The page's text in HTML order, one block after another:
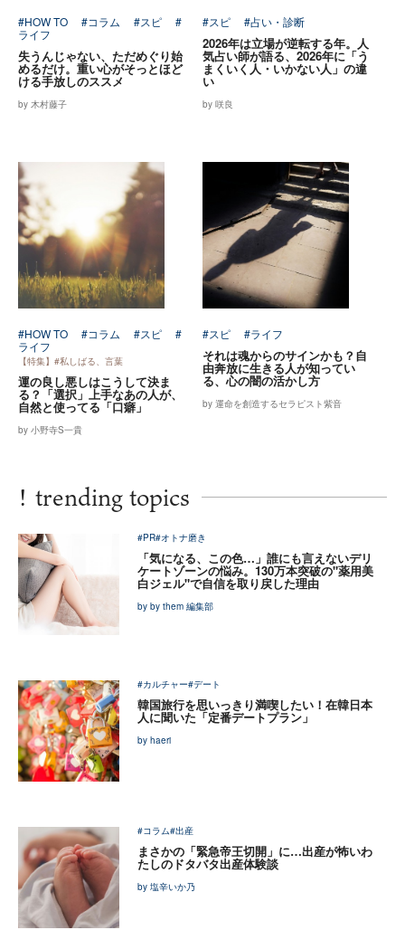
#HOW TO #コラム #スピ
#
ライフ
失うんじゃない、ただめぐり始
めるだけ。重い心がそっとほど
ける手放しのススメ
by 木村藤子
#スピ #占い・診断
2026年は立場が逆転する年。人
気占い師が語る、2026年に「う
まくいく人・いかない人」の違
い
by 咲良
#HOW TO #コラム #スピ
#
ライフ
【特集】#私しばる、言葉
運の良し悪しはこうして決ま
る？「選択」上手なあの人が、
自然と使ってる「口癖」
by 小野寺S一貴
#スピ #ライフ
それは魂からのサインかも？自
由奔放に生きる人が知ってい
る、心の闇の活かし方
by 運命を創造するセラピスト紫音
! trending topics
#PR#オトナ磨き
「気になる、この色…」誰にも言えないデリ
ケートゾーンの悩み。130万本突破の"薬用美
白ジェル"で自信を取り戻した理由
by by them 編集部
#カルチャー#デート
韓国旅行を思いっきり満喫したい！在韓日本
人に聞いた「定番デートプラン」
by haeri
#コラム#出産
まさかの「緊急帝王切開」に…出産が怖いわ
たしのドタバタ出産体験談
by 塩辛いか乃